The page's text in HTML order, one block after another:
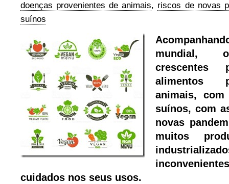
doenças provenientes de animais, riscos de novas
suínos
mundial,
crescentes
alimentos
animais,
suínos, com
novas
muitos
cuidados nos seus usos.